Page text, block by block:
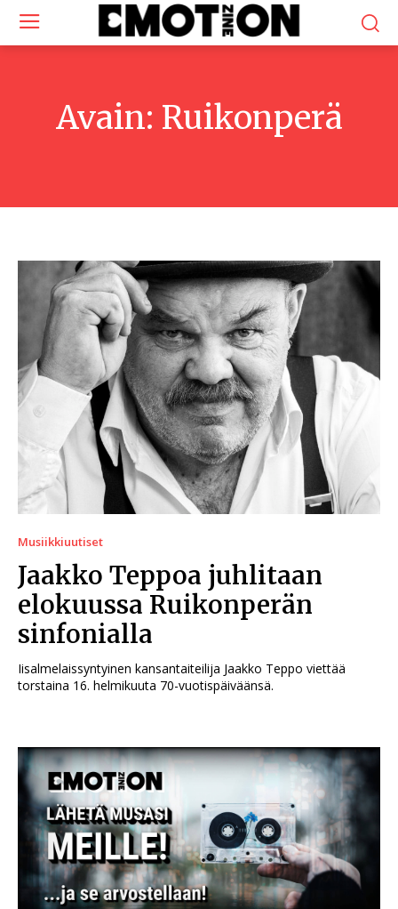
Avain: Ruikonperä
Musiikkiuutiset
Jaakko Teppoa juhlitaan
elokuussa Ruikonperän
sinfonialla
Iisalmelaissyntyinen kansantaiteilija Jaakko Teppo viettää
torstaina 16. helmikuuta 70-vuotispäiväänsä.